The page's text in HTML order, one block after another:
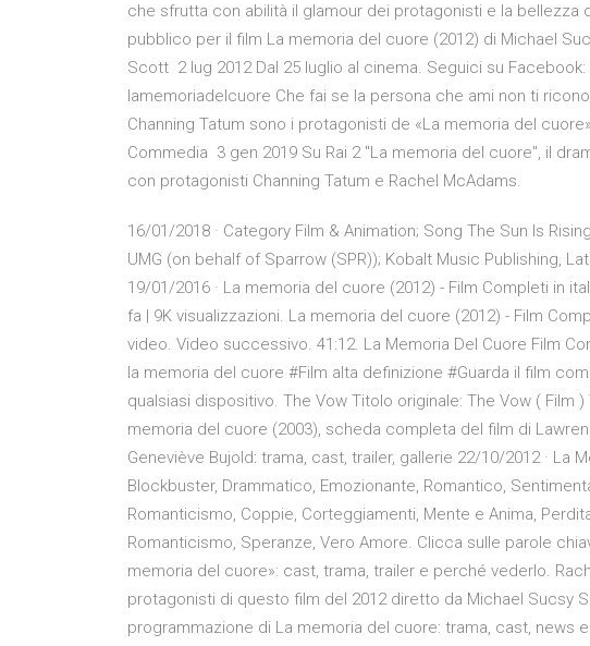
che sfrutta con abilità il glamour dei protagonisti e la bellezza
pubblico per il film La memoria del cuore (2012) di Michael
Scott 2 lug 2012 Dal 25 luglio al cinema. Seguici su
lamemoriadelcuore Che fai se la persona che ami non ti
Channing Tatum sono i protagonisti de «La memoria del
Commedia 3 gen 2019 Su Rai 2 "La memoria del cuore", il
con protagonisti Channing Tatum e Rachel McAdams.
16/01/2018 · Category Film & Animation; Song The Sun Is
UMG (on behalf of Sparrow (SPR)); Kobalt Music Publishing,
19/01/2016 · La memoria del cuore (2012) - Film Completi in
fa | 9K visualizzazioni. La memoria del cuore (2012) - Film
video. Video successivo. 41:12. La Memoria Del Cuore Film
la memoria del cuore #Film alta definizione #Guarda il film
qualsiasi dispositivo. The Vow Titolo originale: The Vow ( Film )
memoria del cuore (2003), scheda completa del film di
Geneviève Bujold: trama, cast, trailer, gallerie 22/10/2012 · La
Blockbuster, Drammatico, Emozionante, Romantico,
Romanticismo, Coppie, Corteggiamenti, Mente e Anima,
Romanticismo, Speranze, Vero Amore. Clicca sulle parole
memoria del cuore»: cast, trama, trailer e perché vederlo.
protagonisti di questo film del 2012 diretto da Michael Sucsy
programmazione di La memoria del cuore: trama, cast, news